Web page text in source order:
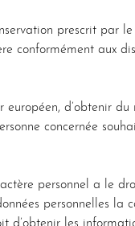
prescrit par
conformément aux
européen, d’obtenir
concernée
personnel a le
personnelles la